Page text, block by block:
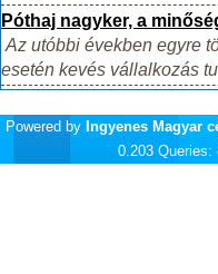
Póthaj nagyker, a
Az utóbbi években egyre
esetén kevés vállalkozás
Powered by Ingyenes Magyar
0.203